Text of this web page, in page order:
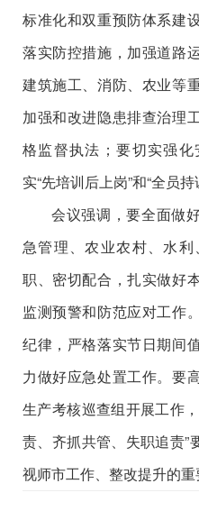
标准化和双重预防体系建
落实防控措施，加强道路
建筑施工、消防、农业等
加强和改进隐患排查治理
格监督执法；要切实强
实“先培训后上岗”和“全员持
会议强调，要全面做
急管理、农业农村、水
职、密切配合，扎实做好
监测预警和防范应对工作
纪律，严格落实节日期间
力做好应急处置工作。要
生产考核巡查组开展工作 ，
责、齐抓共管、失职追责”
视师市工作、整改提升的重